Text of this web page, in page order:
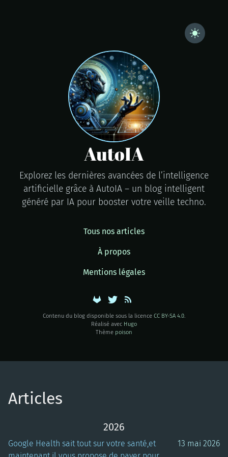
AutoIA
Explorez les dernières avancées de l’intelligence
artificielle grâce à AutoIA – un blog intelligent
généré par IA pour booster votre veille techno.
Tous nos articles
À propos
Mentions légales
Contenu du blog disponible sous la licence CC BY-SA 4.0.
Réalisé avec Hugo
Thème poison
Articles
2026
Google Health sait tout sur votre santé,et
13 mai 2026